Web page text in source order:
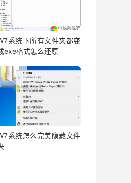
系统下所有文件夹都变
exe格式怎么还原
系统怎么完美隐藏文件